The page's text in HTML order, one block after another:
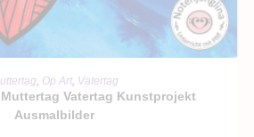
DEN WARENKORB
, Op Art, Vatertag
Vatertag Kunstprojekt
Ausmalbilder